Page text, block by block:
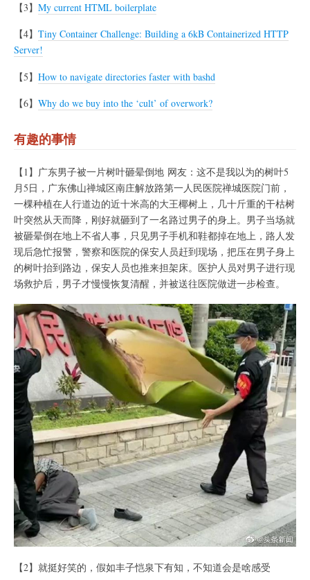
【3】 My current HTML boilerplate
【4】 Tiny Container Challenge: Building a 6kB Containerized HTTP
Server!
【5】 How to navigate directories faster with bashd
【6】 Why do we buy into the ‘cult’ of overwork?
有趣的事情
【1】广东男子被一片树叶砸晕倒地 网友：这不是我以为的树叶5
月5日，广东佛山禅城区南庄解放路第一人民医院禅城医院门前，
一棵种植在人行道边的近十米高的大王椰树上，几十斤重的干枯树
叶突然从天而降，刚好就砸到了一名路过男子的身上。男子当场就
被砸晕倒在地上不省人事，只见男子手机和鞋都掉在地上，路人发
现后急忙报警，警察和医院的保安人员赶到现场，把压在男子身上
的树叶抬到路边，保安人员也推来担架床。医护人员对男子进行现
场救护后，男子才慢慢恢复清醒，并被送往医院做进一步检查。
【2】就挺好笑的，假如丰子恺泉下有知，不知道会是啥感受